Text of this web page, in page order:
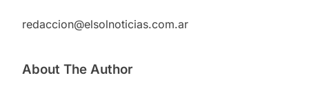
redaccion@elsolnoticias.com.ar
About The Author